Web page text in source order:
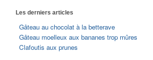
Les derniers articles
Gâteau au chocolat à la betterave
Gâteau moelleux aux bananes trop mûres
Clafoutis aux prunes